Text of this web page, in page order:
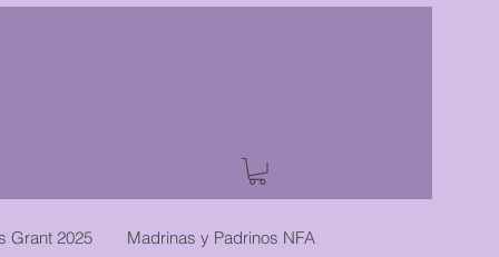
Grant 2025 Madrinas y Padrinos NFA